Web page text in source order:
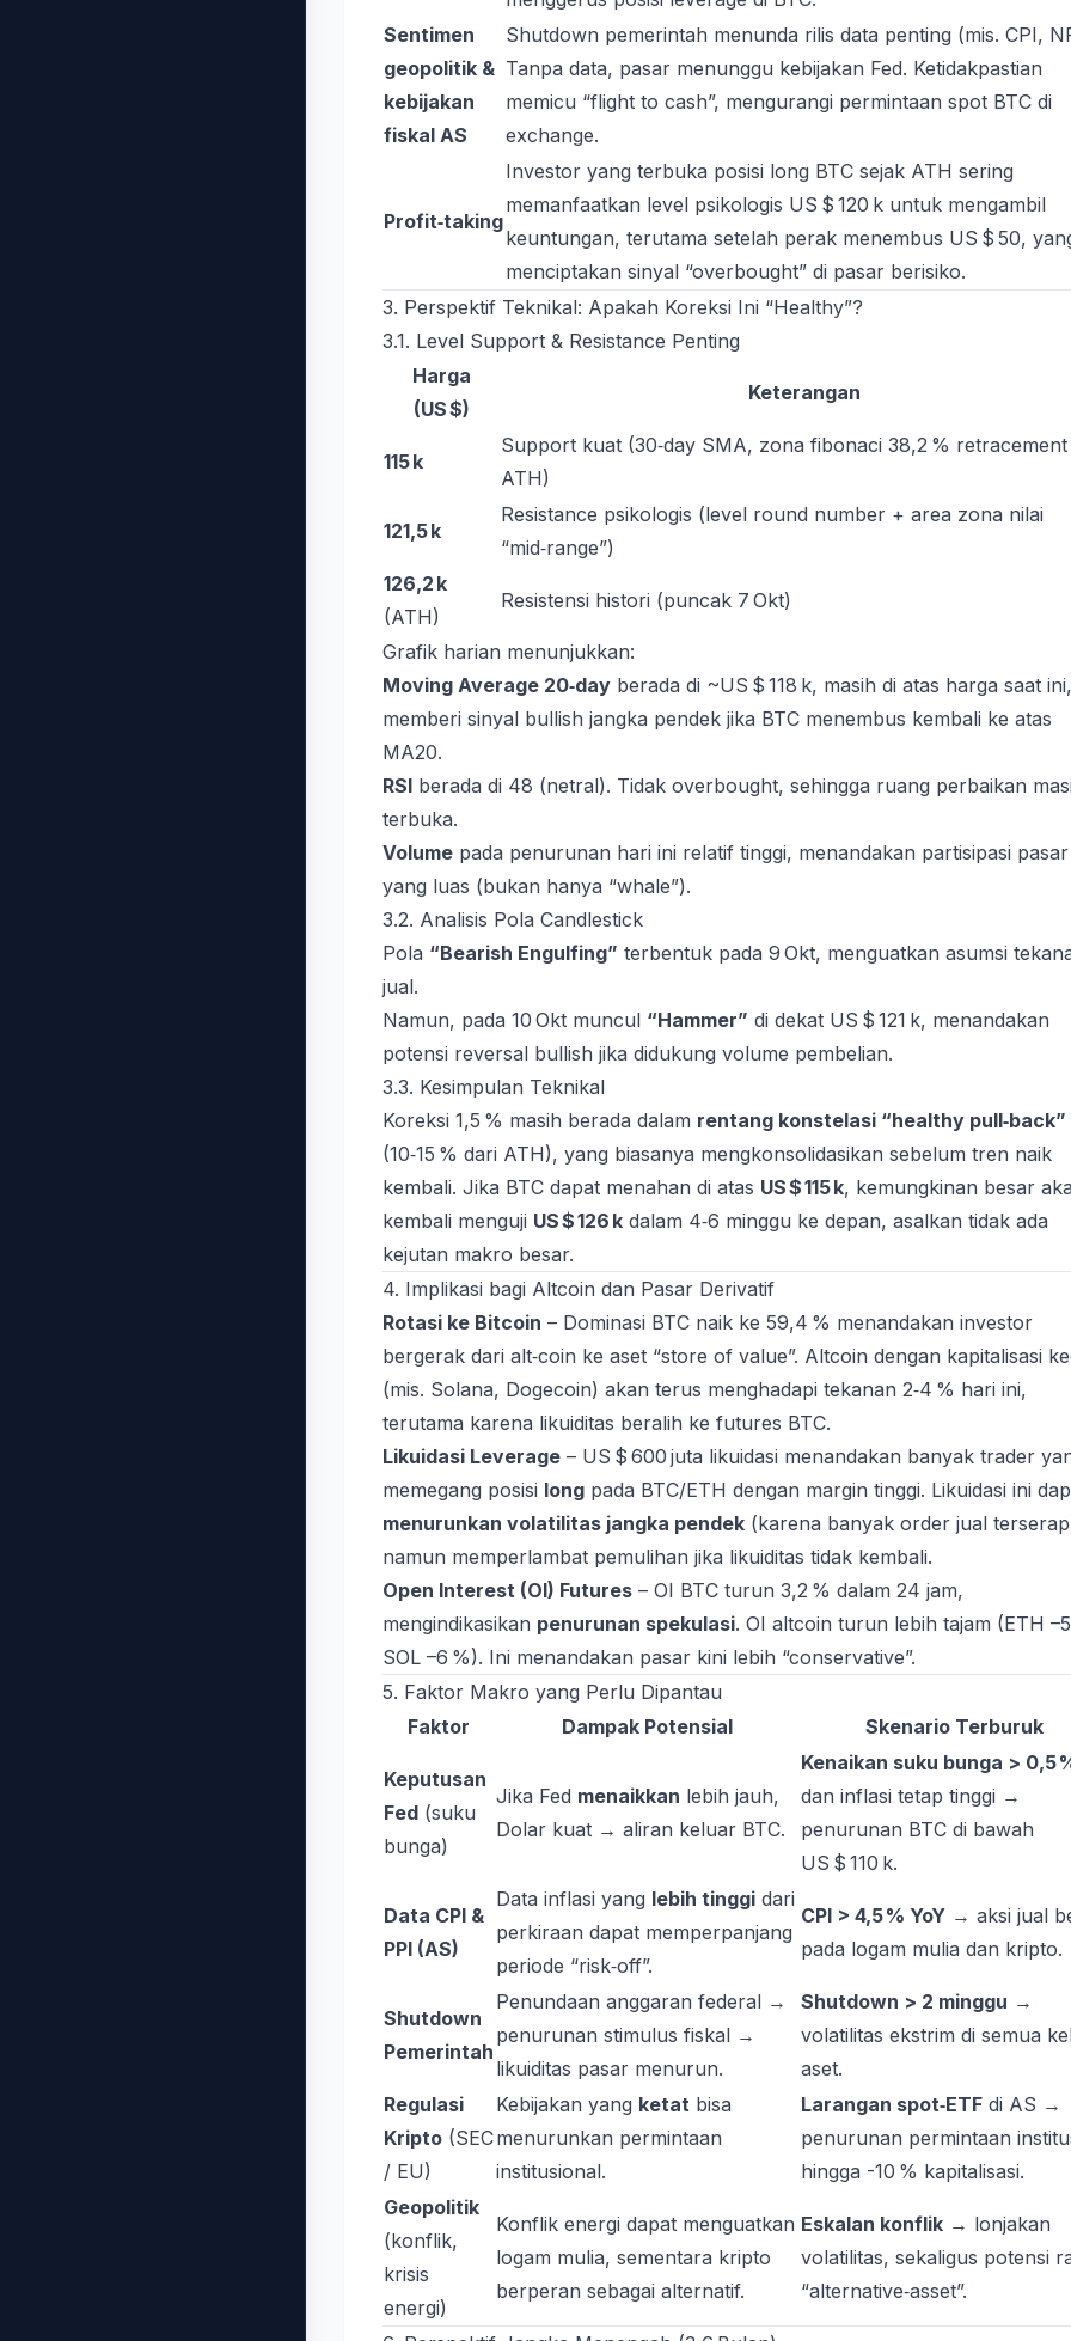
Sentimen
geopolitik &
kebijakan
fiskal AS
Shutdown pemerintah menunda rilis data penting (mis. CPI,
Tanpa data, pasar menunggu kebijakan Fed. Ketidakpastian
memicu “flight to cash”, mengurangi permintaan spot BTC di
exchange.
Profit‑taking
Investor yang terbuka posisi long BTC sejak ATH sering
memanfaatkan level psikologis US $ 120 k untuk mengambil
keuntungan, terutama setelah perak menembus US $ 50,
menciptakan sinyal “overbought” di pasar berisiko.
3. Perspektif Teknikal: Apakah Koreksi Ini “Healthy”?
3.1. Level Support & Resistance Penting
Harga
(US $)
Keterangan
115 k
Support kuat (30‑day SMA, zona fibonaci 38,2 % retracement
ATH)
121,5 k
Resistance psikologis (level round number + area zona nilai
“mid‑range”)
126,2 k
(ATH)
Resistensi histori (puncak 7 Okt)
Grafik harian menunjukkan:
Moving Average 20‑day berada di ~US $ 118 k, masih di atas harga saat ini,
memberi sinyal bullish jangka pendek jika BTC menembus kembali ke atas
MA20.
RSI berada di 48 (netral). Tidak overbought, sehingga ruang perbaikan
terbuka.
Volume pada penurunan hari ini relatif tinggi, menandakan partisipasi pasar
yang luas (bukan hanya “whale”).
3.2. Analisis Pola Candlestick
Pola “Bearish Engulfing” terbentuk pada 9 Okt, menguatkan asumsi
jual.
Namun, pada 10 Okt muncul “Hammer” di dekat US $ 121 k, menandakan
potensi reversal bullish jika didukung volume pembelian.
3.3. Kesimpulan Teknikal
Koreksi 1,5 % masih berada dalam rentang konstelasi “healthy pull‑back”
(10‑15 % dari ATH), yang biasanya mengkonsolidasikan sebelum tren naik
kembali. Jika BTC dapat menahan di atas US $ 115 k, kemungkinan besar
kembali menguji US $ 126 k dalam 4‑6 minggu ke depan, asalkan tidak ada
kejutan makro besar.
4. Implikasi bagi Altcoin dan Pasar Derivatif
Rotasi ke Bitcoin – Dominasi BTC naik ke 59,4 % menandakan investor
bergerak dari alt‑coin ke aset “store of value”. Altcoin dengan kapitalisasi
(mis. Solana, Dogecoin) akan terus menghadapi tekanan 2‑4 % hari ini,
terutama karena likuiditas beralih ke futures BTC.
Likuidasi Leverage – US $ 600 juta likuidasi menandakan banyak trader
memegang posisi long pada BTC/ETH dengan margin tinggi. Likuidasi ini
menurunkan volatilitas jangka pendek (karena banyak order jual
namun memperlambat pemulihan jika likuiditas tidak kembali.
Open Interest (OI) Futures – OI BTC turun 3,2 % dalam 24 jam,
mengindikasikan penurunan spekulasi. OI altcoin turun lebih tajam (ETH
SOL –6 %). Ini menandakan pasar kini lebih “conservative”.
5. Faktor Makro yang Perlu Dipantau
Faktor
Dampak Potensial Skenario Terburuk
Keputusan
Fed (suku
bunga)
Jika Fed menaikkan lebih jauh,
Dolar kuat → aliran keluar BTC.
Kenaikan suku bunga > 0,5
dan inflasi tetap tinggi →
penurunan BTC di bawah
US $ 110 k.
Data CPI &
PPI (AS)
Data inflasi yang lebih tinggi dari
perkiraan dapat memperpanjang
periode “risk‑off”.
CPI > 4,5 % YoY → aksi jual
pada logam mulia dan kripto.
Shutdown
Pemerintah
Penundaan anggaran federal →
penurunan stimulus fiskal →
likuiditas pasar menurun.
Shutdown > 2 minggu →
volatilitas ekstrim di semua
aset.
Regulasi
Kripto (SEC
/ EU)
Kebijakan yang ketat bisa
menurunkan permintaan
institusional.
Larangan spot‑ETF di AS →
penurunan permintaan
hingga -10 % kapitalisasi.
Geopolitik
(konflik,
krisis
energi)
Konflik energi dapat menguatkan
logam mulia, sementara kripto
berperan sebagai alternatif.
Eskalan konflik → lonjakan
volatilitas, sekaligus potensi
“alternative‑asset”.